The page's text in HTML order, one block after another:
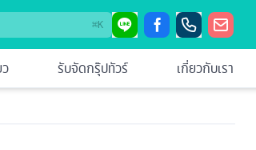
⌘K
รับจัดกรุ๊ปทัวร์ เกี่ยวกับเรา